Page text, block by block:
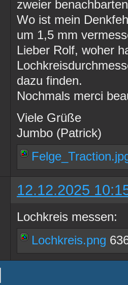
zweier
Wo ist mein
um 1,5 mm
Lieber Rolf, woher
dazu finden.
Nochmals merci
Viele Grüße
Jumbo (Patrick)
12.12.2025
Lochkreis messen:
Lochkreis.png